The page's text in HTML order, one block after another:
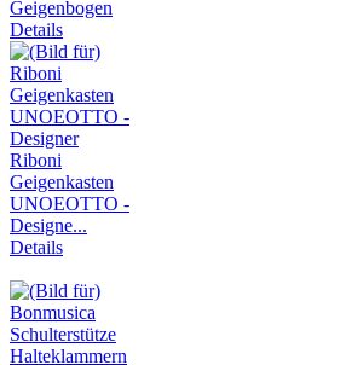
Geigenbogen
Details
Riboni
Geigenkasten
UNOEOTTO -
Designe...
Details